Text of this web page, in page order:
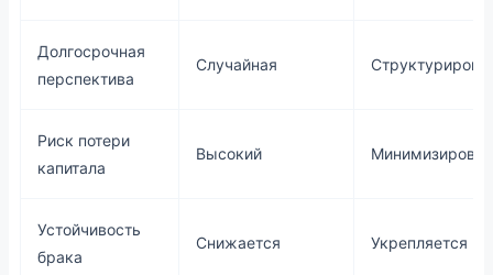
Долгосрочная
перспектива
Случайная
Риск потери
капитала
Высокий Минимизирован
Устойчивость
брака
Снижается Укрепляется